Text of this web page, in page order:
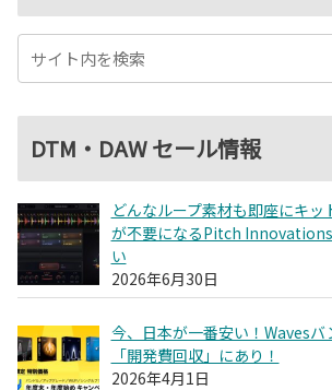
DTM・DAW セール情報
どんなループ素材も即座にキッ
が不要になるPitch
い
2026年6月30日
今、日本が一番安い！Waves
「開発費回収」にあり！
2026年4月1日